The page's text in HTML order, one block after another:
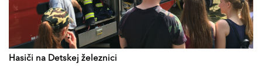
Hasiči na Detskej železnici